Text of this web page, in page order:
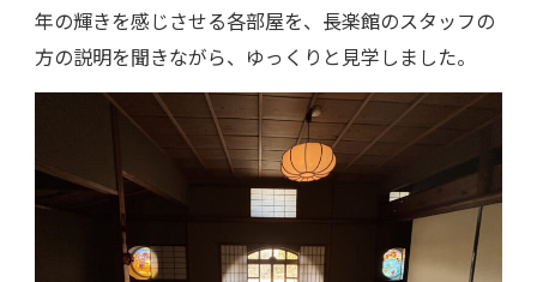
年の輝きを感じさせる各部屋を、長楽館のスタッフの
方の説明を聞きながら、ゆっくりと見学しました。